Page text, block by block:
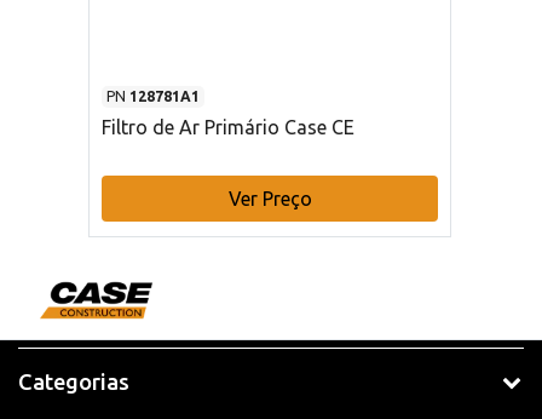
PN 128781A1
Filtro de Ar Primário Case CE
Ver Preço
Categorias